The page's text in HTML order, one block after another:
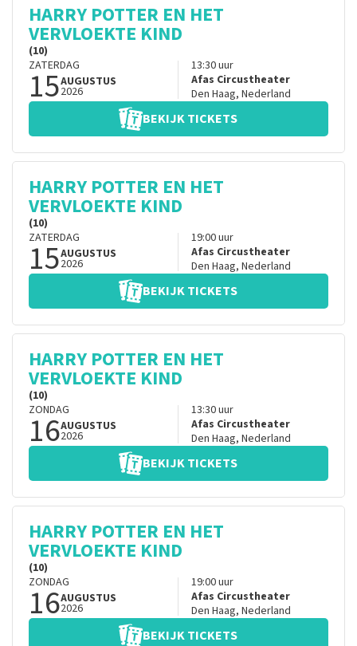
HARRY POTTER EN HET
VERVLOEKTE KIND
(10)
ZATERDAG
15AUGUSTUS
2026
13:30uur
Afas Circustheater
Den Haag, Nederland
BEKIJK TICKETS
HARRY POTTER EN HET
VERVLOEKTE KIND
(10)
ZATERDAG
15AUGUSTUS
2026
19:00uur
Afas Circustheater
Den Haag, Nederland
BEKIJK TICKETS
HARRY POTTER EN HET
VERVLOEKTE KIND
(10)
ZONDAG
16AUGUSTUS
2026
13:30uur
Afas Circustheater
Den Haag, Nederland
BEKIJK TICKETS
HARRY POTTER EN HET
VERVLOEKTE KIND
(10)
ZONDAG
16AUGUSTUS
2026
19:00uur
Afas Circustheater
Den Haag, Nederland
BEKIJK TICKETS